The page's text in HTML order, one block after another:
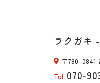
ラクガキ
〒780-0841
Tel. 070-